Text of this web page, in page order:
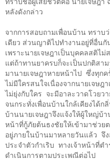
ทราบชื่อผู้เสียชีวิตคือ นายเจษฎา
หลังดังกล่าว
จากการสอบถามเพื่อนบ้าน ทราบ
เดียว ส่วนญาติไปทำงานอยู่ที่อื่นกั
เพราะนายเจษฎาเป็นบุคคลสติไม่
แต่ถ้าทานยาครบก็จะเป็นปกติสา
มานายเจษฎาหายหน้าไป ซึ่งทุกค
ไม่มีใครสนใจเนื่องจากนายเจษฎ
ไม่ยุ่งกับใคร จะมีอาละวาดโวยว
จนกระทั่งเพื่อนบ้านใกล้เคียงได้
บ้านนายเจษฎาจึงแจ้งให้ผู้ใหญ่บ้
หน้าที่กู้ภัยต้นธงชัยให้เข้ามาช่วย
อยู่ภายในบ้านมาหลายวันแล้ว จึ
ประจำตัวกำเริบ ทางเจ้าหน้าที่ต
ดำเนินการตามประเพณีต่อไป